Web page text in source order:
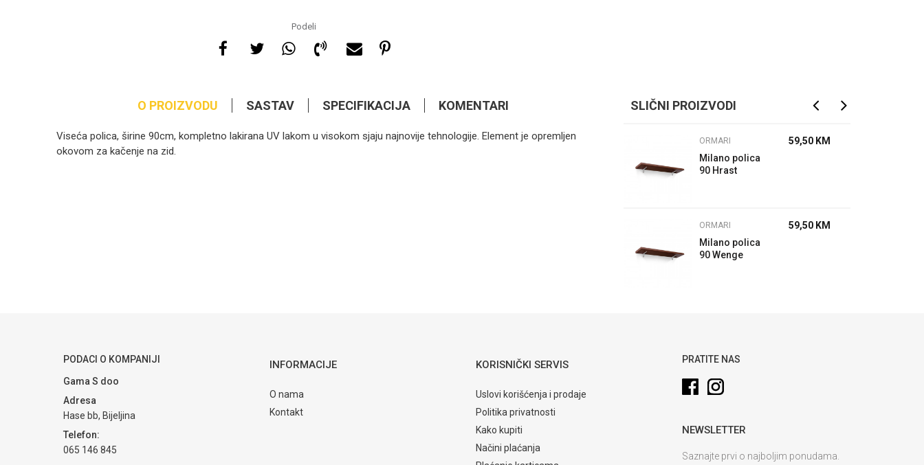
Podeli
O PROIZVODU SASTAV SPECIFIKACIJA KOMENTARI
Viseća polica, širine 90cm, kompletno lakirana UV lakom u visokom sjaju najnovije tehnologije. Element je opremljen
okovom za kačenje na zid.
SLIČNI PROIZVODI
ORMARI 487,35 ORMARI
Milano polica
90 Hrast
59,50 KM
ORMARI
Milano polica
90 Wenge
59,50 KM
PODACI O KOMPANIJI
Gama S doo
Adresa
Hase bb, Bijeljina
Telefon:
065 146 845
INFORMACIJE
O nama
Kontakt
KORISNIČKI SERVIS
Uslovi korišćenja i prodaje
Politika privatnosti
Kako kupiti
Načini plaćanja
PRATITE NAS
NEWSLETTER
Saznajte prvi o najboljim ponudama.